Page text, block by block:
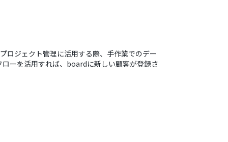
ジェクト管理に活用する際、手作業でのデー
ーを活用すれば、boardに新しい顧客が登録さ